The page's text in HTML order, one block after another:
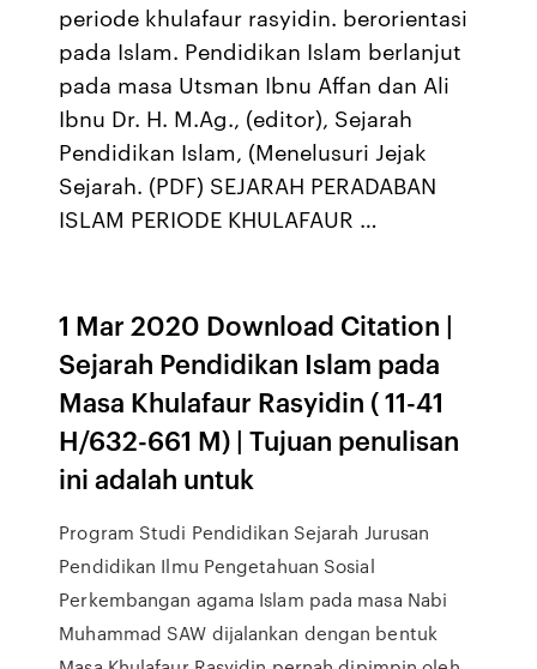
periode khulafaur rasyidin. berorientasi
pada Islam. Pendidikan Islam berlanjut
pada masa Utsman Ibnu Affan dan Ali
Ibnu Dr. H. M.Ag., (editor), Sejarah
Pendidikan Islam, (Menelusuri Jejak
Sejarah. (PDF) SEJARAH PERADABAN
ISLAM PERIODE KHULAFAUR …
1 Mar 2020 Download Citation |
Sejarah Pendidikan Islam pada
Masa Khulafaur Rasyidin ( 11-41
H/632-661 M) | Tujuan penulisan
ini adalah untuk
Program Studi Pendidikan Sejarah Jurusan
Pendidikan Ilmu Pengetahuan Sosial
Perkembangan agama Islam pada masa Nabi
Muhammad SAW dijalankan dengan bentuk